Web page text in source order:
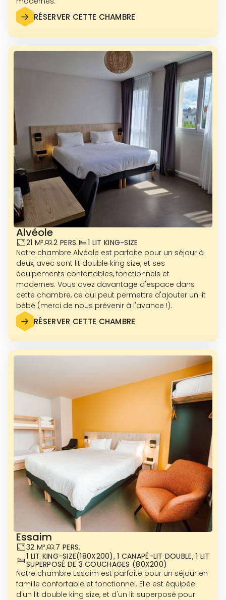
RÉSERVER CETTE CHAMBRE
VOIR PLUS DE PHOTOS
Alvéole
21 M² 2 PERS.
1 LIT KING-SIZE
Notre chambre Alvéole est parfaite pour un séjour à
deux, avec sont lit double king size, et ses
équipements confortables, fonctionnels et
modernes. Vous avez davantage d'espace dans
cette chambre, ce qui peut permettre d'ajouter un lit
bébé (merci de nous prévenir à l'avance !).
RÉSERVER CETTE CHAMBRE
Essaim
32 M²
7 PERS.
1 LIT KING-SIZE(180X200), 1 CANAPÉ-LIT DOUBLE, 1 LIT
SUPERPOSÉ DE 3 COUCHAGES (80X200)
Notre chambre Essaim est parfaite pour un séjour en
famille confortable et fonctionnel. Elle est équipée
d'un lit double king size, et d'un lit superposé pour